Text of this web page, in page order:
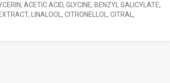
ACETIC ACID, GLYCINE, BENZYL SALICYLATE,
LINALOOL, CITRONELLOL, CITRAL,